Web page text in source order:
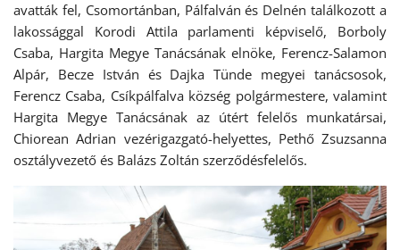
avatták fel, Csomortánban, Pálfalván és Delnén találkozott a
lakossággal Korodi Attila parlamenti képviselő, Borboly
Csaba, Hargita Megye Tanácsának elnöke, Ferencz-Salamon
Alpár, Becze István és Dajka Tünde megyei tanácsosok,
Ferencz Csaba, Csíkpálfalva község polgármestere, valamint
Hargita Megye Tanácsának az útért felelős munkatársai,
Chiorean Adrian vezérigazgató-helyettes, Pethő Zsuzsanna
osztályvezető és Balázs Zoltán szerződésfelelős.